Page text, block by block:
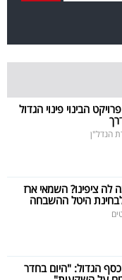
פרויקט הבינוי פינוי הגדול
הנדל"ן
לה ציפינו? השמאי ארז
היטל ההשבחה
הגדול: "היום בחדר